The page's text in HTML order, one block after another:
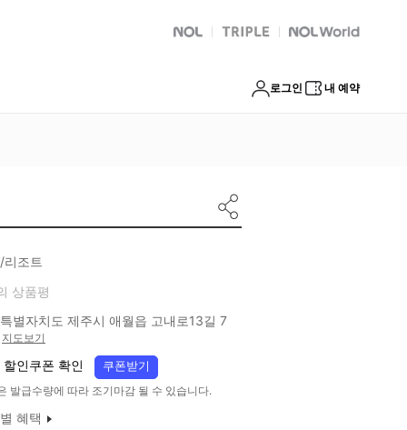
NOL 트리플 Global Interpark
로그인 내 예약
리조트
상품평
별자치도 제주시 애월읍 고내로13길 7
지도보기
할인쿠폰 확인 쿠폰받기
발급수량에 따라 조기마감 될 수 있습니다.
혜택